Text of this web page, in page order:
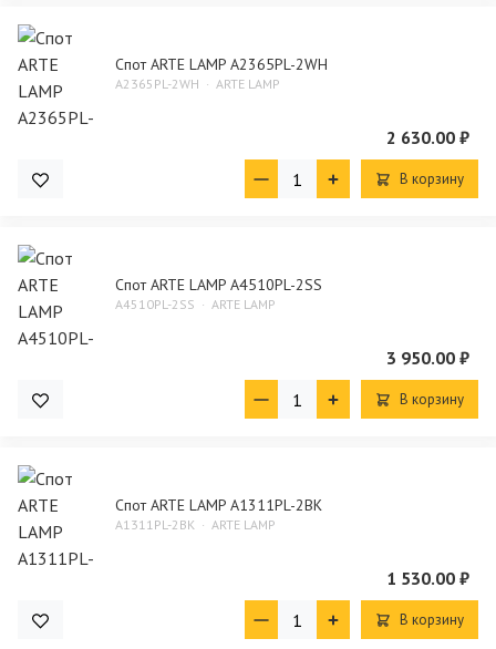
Спот ARTE LAMP A2365PL-2WH
A2365PL-2WH ARTE LAMP
2 630.00 ₽
В корзину
Спот ARTE LAMP A4510PL-2SS
A4510PL-2SS ARTE LAMP
3 950.00 ₽
В корзину
Спот ARTE LAMP A1311PL-2BK
A1311PL-2BK ARTE LAMP
1 530.00 ₽
В корзину